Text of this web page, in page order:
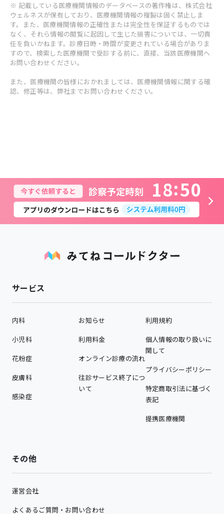
※ 記載している医療機関情報のデータベースの著作権は、株式会社
ウェルネスが保有しており、医療機関情報の複製は固く禁止しま
す。また、医療機関情報の正確性または完全性を保証するものでは
なく、それら情報の閲覧に起因して生じた損害については、一切責
任を負いかねます。診療日時・時間が変更されている場合がありま
すので、検索した医療機関で受診する前に、直接、当該医療機関へ
お問い合わせください。
また、医療機関の皆様におかれましては、医療機関情報に関する確
認、修正等は、弊社までお問い合わせください。
18 50
サービス
内科
小児科
花粉症
皮膚科
感染症
お知らせ
利用料金
オンライン診療の流れ
往診サービス終了につ
いて
利用規約
個人情報の取り扱いに
関して
プライバシーポリシー
特定商取引法に基づく
表記
提携医療機関
その他
運営会社
よくあるご質問・お問い合わせ